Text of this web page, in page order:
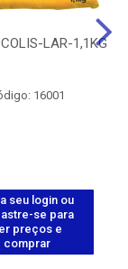
LAR-1,1KG
16001
seu login ou
se para
preços e
comprar